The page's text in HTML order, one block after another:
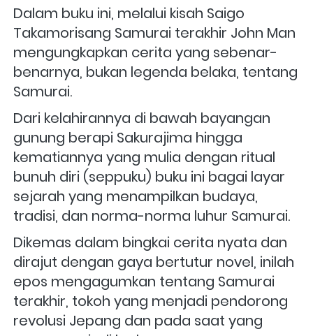
Dalam buku ini, melalui kisah Saigo
Takamorisang Samurai terakhir John Man
mengungkapkan cerita yang sebenar-
benarnya, bukan legenda belaka, tentang
Samurai.
Dari kelahirannya di bawah bayangan
gunung berapi Sakurajima hingga
kematiannya yang mulia dengan ritual
bunuh diri (seppuku) buku ini bagai layar
sejarah yang menampilkan budaya,
tradisi, dan norma-norma luhur Samurai.
Dikemas dalam bingkai cerita nyata dan
dirajut dengan gaya bertutur novel, inilah
epos mengagumkan tentang Samurai
terakhir, tokoh yang menjadi pendorong
revolusi Jepang dan pada saat yang